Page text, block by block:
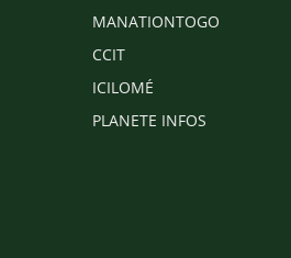
MANATIONTOGO
CCIT
ICILOMÉ
PLANETE INFOS